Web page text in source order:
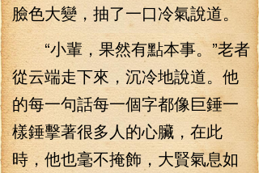
臉色大變，抽了一口冷氣說道。
“小輩，果然有點本事。”老者
從云端走下來，沉冷地說道。他
的每一句話每一個字都像巨錘一
樣錘擊著很多人的心臟，在此
時，他也毫不掩飾，大賢氣息如